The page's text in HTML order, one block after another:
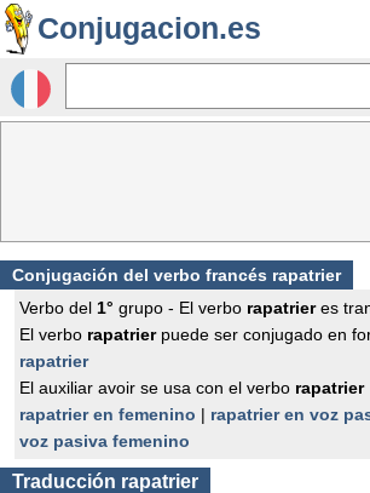
Conjugacion.es
Conjugación del verbo francés rapatrier
Verbo del 1° grupo - El verbo rapatrieres
El verbo rapatrierpuede ser conjugado en
rapatrier
El auxiliar avoir se usa con el verbo rapatrier
rapatrier en femenino | rapatrier en voz
voz pasiva femenino
Traducción rapatrier